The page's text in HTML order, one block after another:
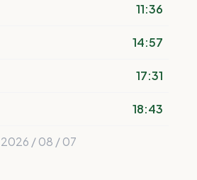
11:36
14:57
17:31
18:43
2026 / 08 / 07